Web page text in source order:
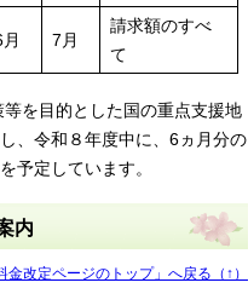
7月
請求額のすべ
て
を目的とした国の重点支援地
、令和８年度中に、6ヵ月分の
予定しています。
内
金改定ページのトップ」へ戻る（↑）